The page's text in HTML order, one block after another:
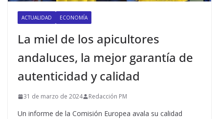
ACTUALIDAD ECONOMÍA
La miel de los apicultores
andaluces, la mejor garantía de
autenticidad y calidad
31 de marzo de 2024 Redacción PM
Un informe de la Comisión Europea avala su calidad